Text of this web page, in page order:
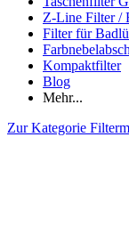
Z-Line Filter /
Filter für
Kompaktfilter
Blog
Mehr...
Zur Kategorie